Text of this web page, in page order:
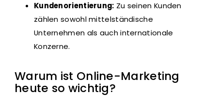
Kundenorientierung: Zu seinen Kunden
zählen sowohl mittelständische
Unternehmen als auch internationale
Konzerne.
Warum ist Online-Marketing
heute so wichtig?